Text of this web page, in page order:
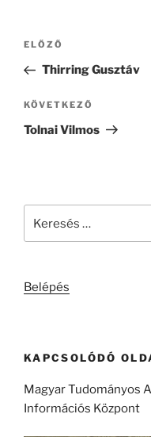
Bejegyzés
Korábbi
bejegyzés
ELŐZŐ
Thirring Gusztáv
Következő
bejegyzés
KÖVETKEZŐ
Tolnai Vilmos
Belépés
KAPCSOLÓDÓ
Magyar Tudományos
Információs Központ